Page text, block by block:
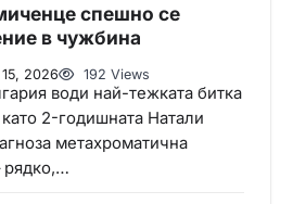
спешно се
в чужбина
2026 192 Views
води най-тежката битка
2-годишната Натали
метахроматична
рядко,…